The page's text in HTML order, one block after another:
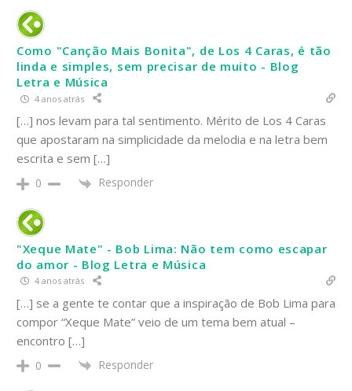
Como "Canção Mais Bonita", de Los 4 Caras, é tão
linda e simples, sem precisar de muito - Blog
Letra e Música
4 anos atrás
[…] nos levam para tal sentimento. Mérito de Los 4 Caras
que apostaram na simplicidade da melodia e na letra bem
escrita e sem […]
0 Responder
"Xeque Mate" - Bob Lima: Não tem como escapar
do amor - Blog Letra e Música
4 anos atrás
[…] se a gente te contar que a inspiração de Bob Lima para
compor “Xeque Mate” veio de um tema bem atual –
encontro […]
0 Responder